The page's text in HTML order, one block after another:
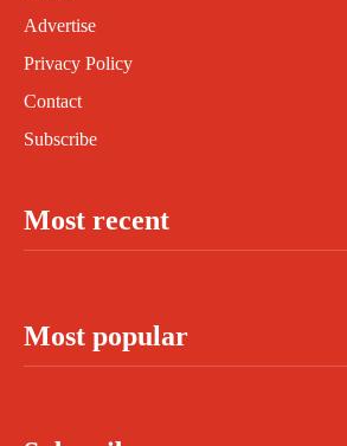
Advertise
Privacy Policy
Contact
Subscribe
Most recent
Most popular